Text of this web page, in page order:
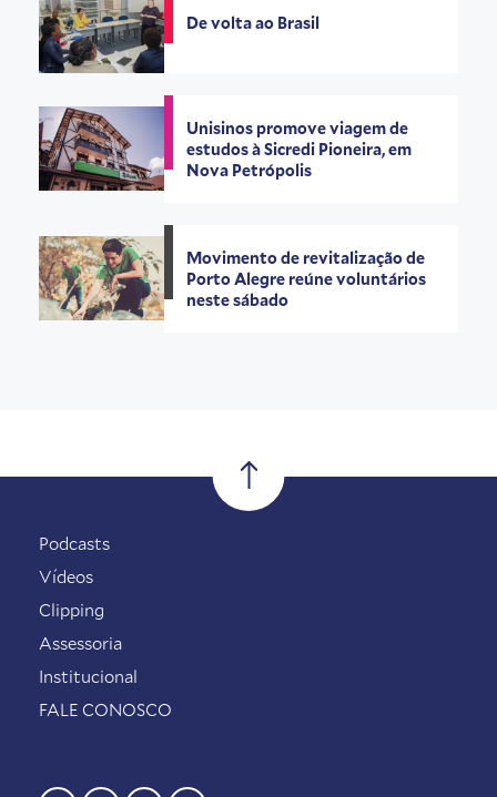
De volta ao Brasil
Unisinos promove viagem de
estudos à Sicredi Pioneira, em
Nova Petrópolis
Movimento de revitalização de
Porto Alegre reúne voluntários
neste sábado
Podcasts
Vídeos
Clipping
Assessoria
Institucional
FALE CONOSCO